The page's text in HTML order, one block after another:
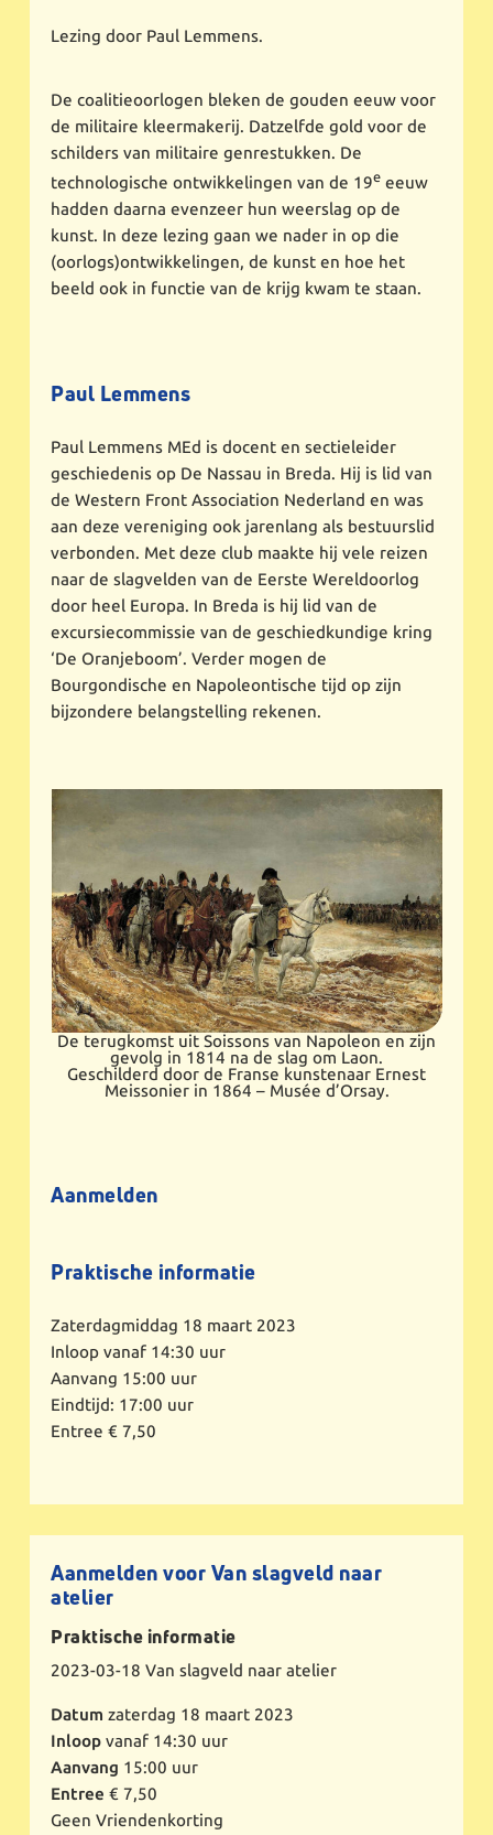
Lezing door Paul Lemmens.
De coalitieoorlogen bleken de gouden eeuw voor
de militaire kleermakerij. Datzelfde gold voor de
schilders van militaire genrestukken. De
technologische ontwikkelingen van de 19e eeuw
hadden daarna evenzeer hun weerslag op de
kunst. In deze lezing gaan we nader in op die
(oorlogs)ontwikkelingen, de kunst en hoe het
beeld ook in functie van de krijg kwam te staan.
Paul Lemmens
Paul Lemmens MEd is docent en sectieleider
geschiedenis op De Nassau in Breda. Hij is lid van
de Western Front Association Nederland en was
aan deze vereniging ook jarenlang als bestuurslid
verbonden. Met deze club maakte hij vele reizen
naar de slagvelden van de Eerste Wereldoorlog
door heel Europa. In Breda is hij lid van de
excursiecommissie van de geschiedkundige kring
‘De Oranjeboom’. Verder mogen de
Bourgondische en Napoleontische tijd op zijn
bijzondere belangstelling rekenen.
De terugkomst uit Soissons van Napoleon en zijn
gevolg in 1814 na de slag om Laon.
Geschilderd door de Franse kunstenaar Ernest
Meissonier in 1864 – Musée d’Orsay.
Aanmelden
Praktische informatie
Zaterdagmiddag 18 maart 2023
Inloop vanaf 14:30 uur
Aanvang 15:00 uur
Eindtijd: 17:00 uur
Entree € 7,50
Aanmelden voor Van slagveld naar
atelier
Praktische informatie
2023-03-18 Van slagveld naar atelier
Datum zaterdag 18 maart 2023
Inloop vanaf 14:30 uur
Aanvang 15:00 uur
Entree € 7,50
Geen Vriendenkorting